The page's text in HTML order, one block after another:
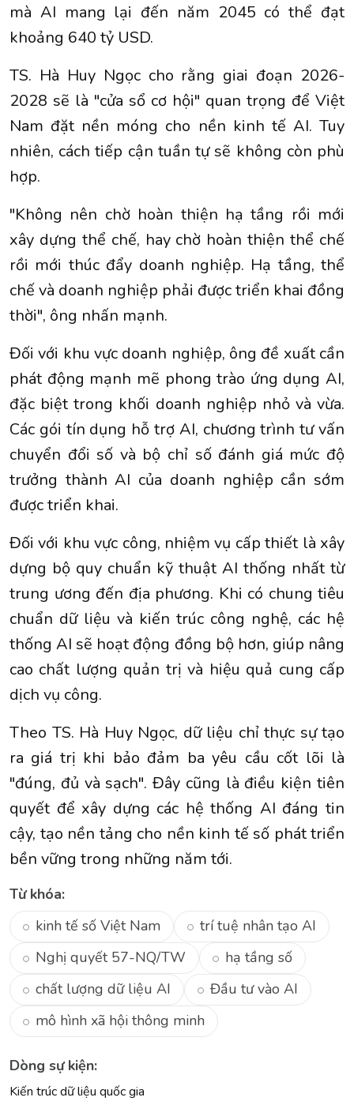
mà AI mang lại đến năm 2045 có thể đạt
khoảng 640 tỷ USD.
TS. Hà Huy Ngọc cho rằng giai đoạn 2026-
2028 sẽ là "cửa sổ cơ hội" quan trọng để Việt
Nam đặt nền móng cho nền kinh tế AI. Tuy
nhiên, cách tiếp cận tuần tự sẽ không còn phù
hợp.
"Không nên chờ hoàn thiện hạ tầng rồi mới
xây dựng thể chế, hay chờ hoàn thiện thể chế
rồi mới thúc đẩy doanh nghiệp. Hạ tầng, thể
chế và doanh nghiệp phải được triển khai đồng
thời", ông nhấn mạnh.
Đối với khu vực doanh nghiệp, ông đề xuất cần
phát động mạnh mẽ phong trào ứng dụng AI,
đặc biệt trong khối doanh nghiệp nhỏ và vừa.
Các gói tín dụng hỗ trợ AI, chương trình tư vấn
chuyển đổi số và bộ chỉ số đánh giá mức độ
trưởng thành AI của doanh nghiệp cần sớm
được triển khai.
Đối với khu vực công, nhiệm vụ cấp thiết là xây
dựng bộ quy chuẩn kỹ thuật AI thống nhất từ
trung ương đến địa phương. Khi có chung tiêu
chuẩn dữ liệu và kiến trúc công nghệ, các hệ
thống AI sẽ hoạt động đồng bộ hơn, giúp nâng
cao chất lượng quản trị và hiệu quả cung cấp
dịch vụ công.
Theo TS. Hà Huy Ngọc, dữ liệu chỉ thực sự tạo
ra giá trị khi bảo đảm ba yêu cầu cốt lõi là
"đúng, đủ và sạch". Đây cũng là điều kiện tiên
quyết để xây dựng các hệ thống AI đáng tin
cậy, tạo nền tảng cho nền kinh tế số phát triển
bền vững trong những năm tới.
Từ khóa:
kinh tế số Việt Nam
trí tuệ nhân tạo AI
Nghị quyết 57-NQ/TW
hạ tầng số
chất lượng dữ liệu AI
Đầu tư vào AI
mô hình xã hội thông minh
Dòng sự kiện:
Kiến trúc dữ liệu quốc gia